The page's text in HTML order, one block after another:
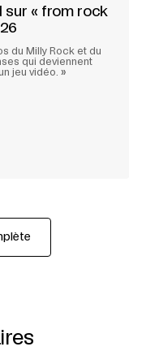
sur « from rock
du Milly Rock et du
qui deviennent
jeu vidéo. »